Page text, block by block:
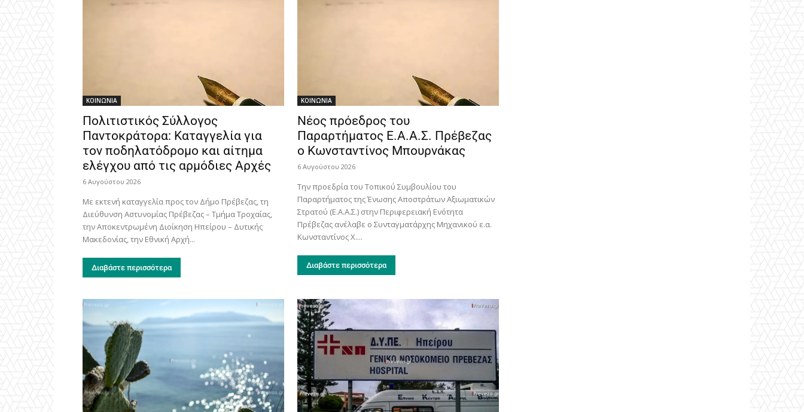
ΚΟΙΝΩΝΙΑ
Πολιτιστικός Σύλλογος
Παντοκράτορα: Καταγγελία για
τον ποδηλατόδρομο και αίτημα
ελέγχου από τις αρμόδιες Αρχές
6 Αυγούστου 2026
Με εκτενή καταγγελία προς τον Δήμο Πρέβεζας, τη
Διεύθυνση Αστυνομίας Πρέβεζας – Τμήμα Τροχαίας,
την Αποκεντρωμένη Διοίκηση Ηπείρου – Δυτικής
Μακεδονίας, την Εθνική Αρχή...
Διαβάστε περισσότερα
ΚΟΙΝΩΝΙΑ
Νέος πρόεδρος του
Παραρτήματος Ε.Α.Α.Σ. Πρέβεζας
ο Κωνσταντίνος Μπουρνάκας
6 Αυγούστου 2026
Την προεδρία του Τοπικού Συμβουλίου του
Παραρτήματος της Ένωσης Αποστράτων Αξιωματικών
Στρατού (Ε.Α.Α.Σ.) στην Περιφερειακή Ενότητα
Πρέβεζας ανέλαβε ο Συνταγματάρχης Μηχανικού ε.α.
Κωνσταντίνος Χ....
Διαβάστε περισσότερα